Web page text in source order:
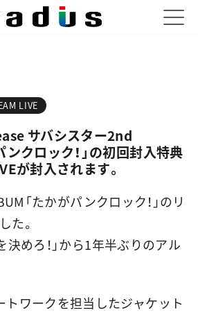
LIVE
サバシスター2nd
クロック！」の初回封入特典
が封入されます。
「たかがパンクロック！」のリ
た。
決めろ！」から1年半ぶりのアル
トワークを担当したジャケット